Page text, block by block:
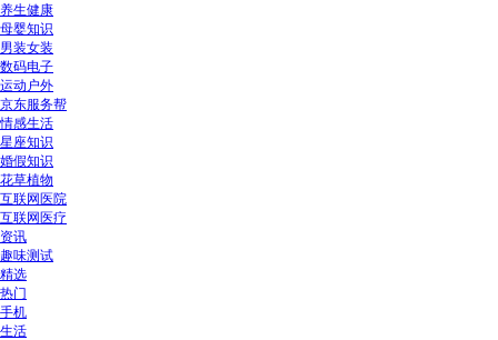
养生健康
母婴知识
男装女装
数码电子
运动户外
京东服务帮
情感生活
星座知识
婚假知识
花草植物
互联网医院
互联网医疗
资讯
趣味测试
精选
热门
手机
生活